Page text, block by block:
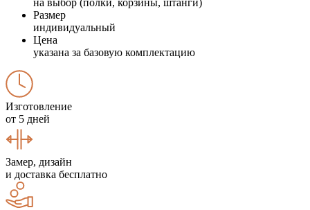
Размер
индивидуальный
Цена
указана за базовую комплектацию
Изготовление
от 5 дней
Замер, дизайн
и доставка бесплатно